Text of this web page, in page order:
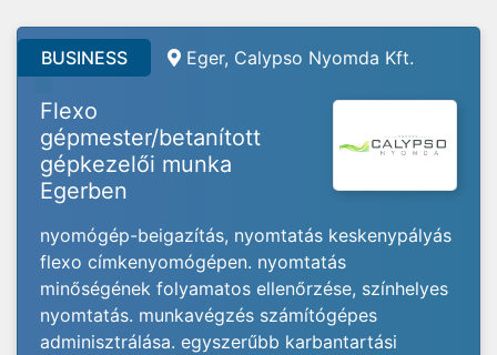
BUSINESS Eger, Calypso Nyomda Kft.
Flexo
gépmester/betanított
gépkezelői munka
Egerben
nyomógép-beigazítás, nyomtatás keskenypályás
flexo címkenyomógépen. nyomtatás
minőségének folyamatos ellenőrzése, színhelyes
nyomtatás. munkavégzés számítógépes
adminisztrálása. egyszerűbb karbantartási